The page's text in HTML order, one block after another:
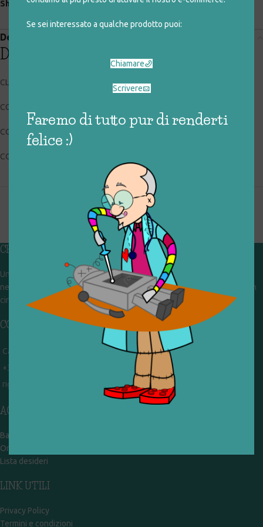
Se sei interessato a qualche prodotto puoi:
Chiamare
Scrivere
Faremo di tutto pur di renderti
felice :)
Share:
Descrizione
Descrizione
CLEMENTONI
CODICE RIGIOCATTOLO: 037_1_002
CONDIZIONI: buone, usato
COLLOCAZIONE: BOX2
CHI SIAMO
Un gruppo di volontari che sognano di diventare un centro del riuso e
nel frattempo ricevono in dono giocattoli, li riparano e li reimmettono in
circolazione. Operiamo per un'economia civile, circolare e sostenibile.
CONTATTI
Campobasso - via Garibaldi 51
+39 328 767 9587
rigiocattolocb@gmail.com
ACCOUNT
Bacheca
Ordini
Lista desideri
LINK UTILI
Privacy Policy
Termini e condizioni